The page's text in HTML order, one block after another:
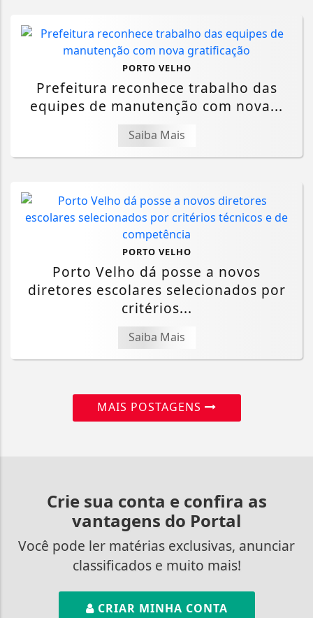
PORTO VELHO
Prefeitura reconhece trabalho das
equipes de manutenção com nova...
Saiba Mais
PORTO VELHO
Porto Velho dá posse a novos
diretores escolares selecionados por
critérios...
Saiba Mais
MAIS POSTAGENS
Crie sua conta e confira as
vantagens do Portal
Você pode ler matérias exclusivas, anunciar
classificados e muito mais!
CRIAR MINHA CONTA